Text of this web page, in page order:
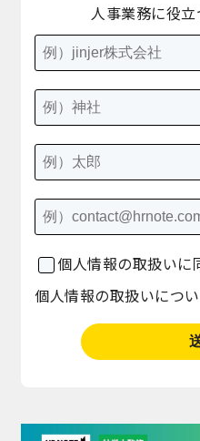
人事業務に役立
個人情報の取扱いに
個人情報の取扱いにつ